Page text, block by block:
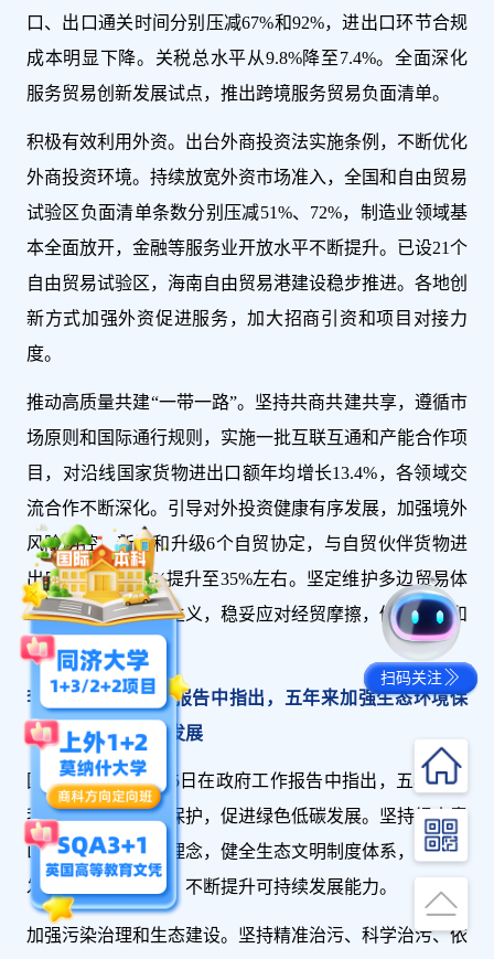
口、出口通关时间分别压减67%和92%，进出口环节合规
成本明显下降。关税总水平从9.8%降至7.4%。全面深化
服务贸易创新发展试点，推出跨境服务贸易负面清单。
积极有效利用外资。出台外商投资法实施条例，不断优化
外商投资环境。持续放宽外资市场准入，全国和自由贸易
试验区负面清单条数分别压减51%、72%，制造业领域基
本全面放开，金融等服务业开放水平不断提升。已设21个
自由贸易试验区，海南自由贸易港建设稳步推进。各地创
新方式加强外资促进服务，加大招商引资和项目对接力
度。
推动高质量共建“一带一路”。坚持共商共建共享，遵循市
场原则和国际通行规则，实施一批互联互通和产能合作项
目，对沿线国家货物进出口额年均增长13.4%，各领域交
流合作不断深化。引导对外投资健康有序发展，加强境外
风险防控。新签和升级6个自贸协定，与自贸伙伴货物进
出口额占比从26%提升至35%左右。坚定维护多边贸易体
制，反对贸易保护主义，稳妥应对经贸摩擦，促进贸易和
投资自由化便利化。
李克强在政府工作报告中指出，五年来加强生态环境保
护，促进绿色低碳发展
国务院总理李克强5日在政府工作报告中指出，五年来，
我们加强生态环境保护，促进绿色低碳发展。坚持绿水青
山就是金山银山的理念，健全生态文明制度体系，处理好
发展和保护的关系，不断提升可持续发展能力。
加强污染治理和生态建设。坚持精准治污、科学治污、依
扫码关注